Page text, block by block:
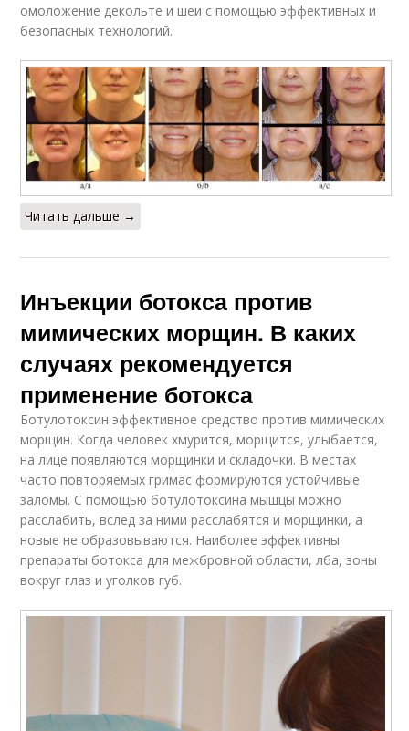
омоложение декольте и шеи с помощью эффективных и
безопасных технологий.
Читать дальше →
Инъекции ботокса против
мимических морщин. В каких
случаях рекомендуется
применение ботокса
Ботулотоксин эффективное средство против мимических
морщин. Когда человек хмурится, морщится, улыбается,
на лице появляются морщинки и складочки. В местах
часто повторяемых гримас формируются устойчивые
заломы. С помощью ботулотоксина мышцы можно
расслабить, вслед за ними расслабятся и морщинки, а
новые не образовываются. Наиболее эффективны
препараты ботокса для межбровной области, лба, зоны
вокруг глаз и уголков губ.